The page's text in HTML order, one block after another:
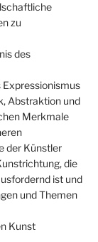
zu
des
Abstraktion und
Merkmale
der Künstler
die
ist und
und Themen
Kunst